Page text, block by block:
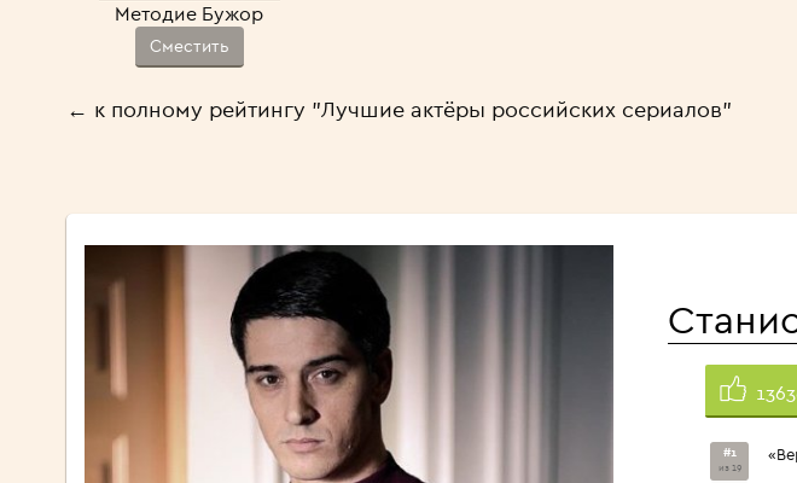
Методие Бужор
Сместить
переводы, Как
Арифметику
старуху-тоску?
ни мертва́. Ах,
← к полному рейтингу "Лучшие актёры российских сериалов"
#1
из 19